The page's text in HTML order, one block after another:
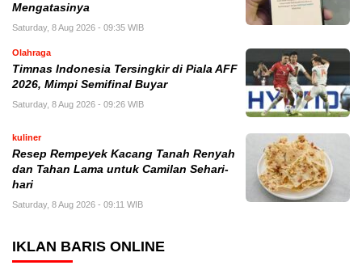
Mengatasinya
Saturday, 8 Aug 2026 - 09:35 WIB
Olahraga
Timnas Indonesia Tersingkir di Piala AFF
2026, Mimpi Semifinal Buyar
Saturday, 8 Aug 2026 - 09:26 WIB
kuliner
Resep Rempeyek Kacang Tanah Renyah
dan Tahan Lama untuk Camilan Sehari-
hari
Saturday, 8 Aug 2026 - 09:11 WIB
IKLAN BARIS ONLINE